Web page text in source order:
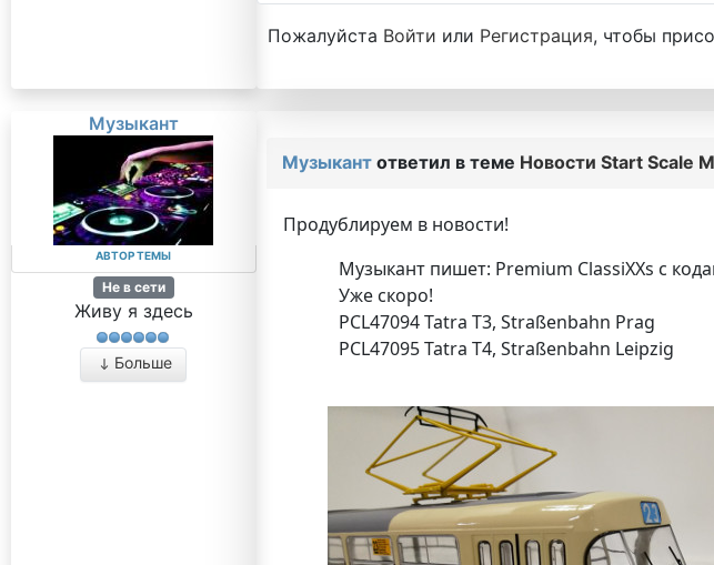
Пожалуйста Войти или Регистрация, чтобы
Музыкант
АВТОР ТЕМЫ
Не в сети
Живу я здесь
Больше
Музыкантответил в теме Новости Start Scale
Продублируем в новости!
Музыкант пишет: Premium ClassiXXs с
Уже скоро!
PCL47094 Tatra T3, Straßenbahn Prag
PCL47095 Tatra T4, Straßenbahn Leipzig